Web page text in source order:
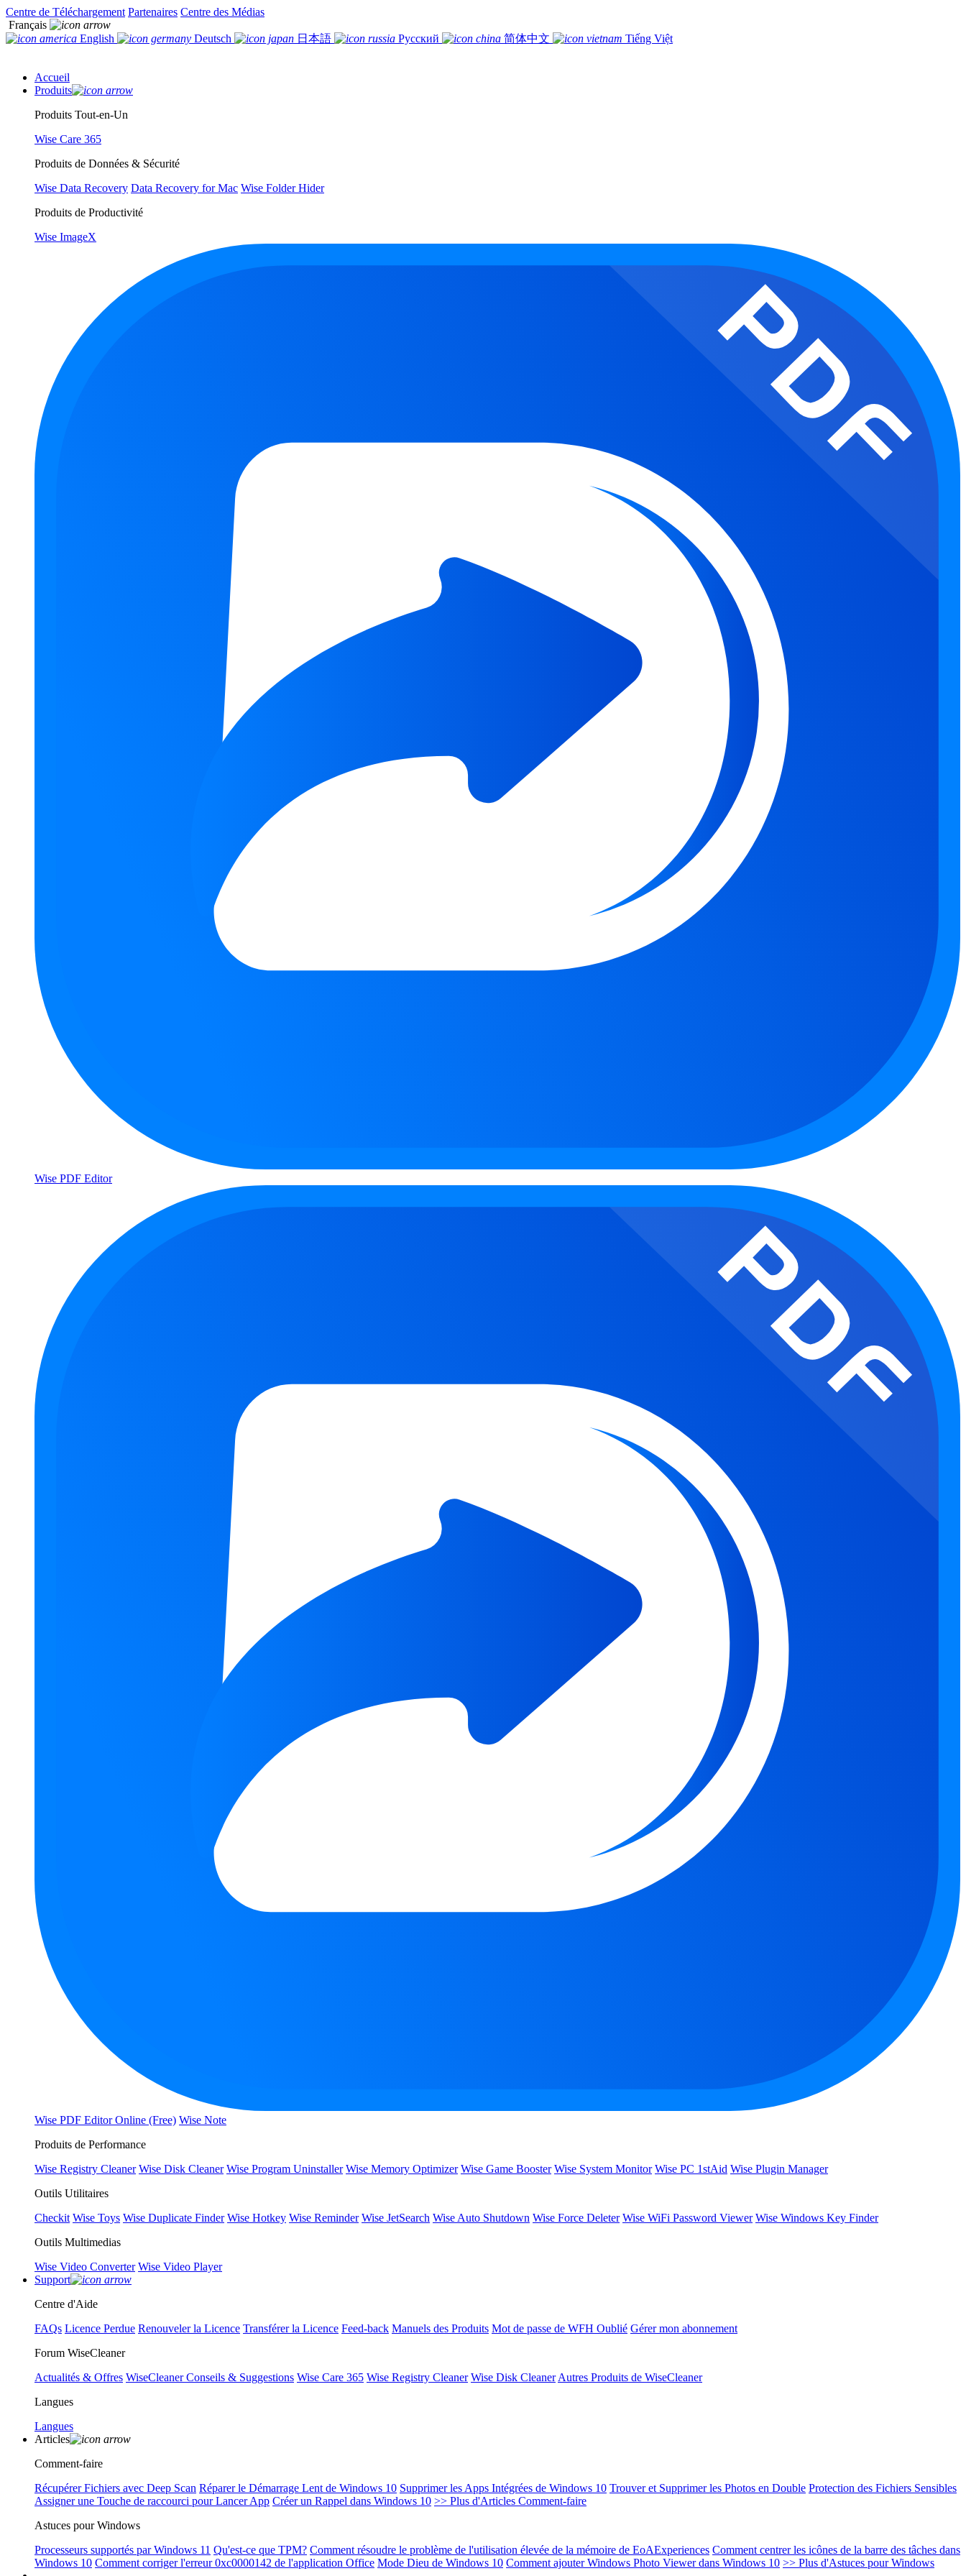
Centre de Téléchargement Partenaires Centre des Médias
Français
English
Deutsch 日本語 Русский 简体中文 Tiếng Việt
Accueil
Produits
Produits Tout-en-Un
Wise Care 365
Produits de Données & Sécurité
Wise Data Recovery Data Recovery for Mac Wise Folder Hider
Produits de Productivité
Wise ImageX
Wise PDF Editor
Wise PDF Editor Online (Free) Wise Note
Produits de Performance
Wise Registry Cleaner Wise Disk Cleaner Wise Program Uninstaller Wise Memory Optimizer Wise Game Booster Wise System Monitor Wise PC 1stAid Wise Plugin Manager
Outils Utilitaires
Checkit Wise Toys Wise Duplicate Finder Wise Hotkey Wise Reminder Wise JetSearch Wise Auto Shutdown Wise Force Deleter Wise WiFi Password Viewer Wise Windows Key Finder
Outils Multimedias
Wise Video Converter Wise Video Player
Support
Centre d'Aide
FAQs Licence Perdue Renouveler la Licence Transférer la Licence Feed-back Manuels des Produits Mot de passe de WFH Oublié Gérer mon abonnement
Forum WiseCleaner
Actualités & Offres WiseCleaner Conseils & Suggestions Wise Care 365 Wise Registry Cleaner Wise Disk Cleaner Autres Produits de WiseCleaner
Langues
Langues
Articles
Comment-faire
Récupérer Fichiers avec Deep Scan Réparer le Démarrage Lent de Windows 10 Supprimer les Apps Intégrées de Windows 10 Trouver et Supprimer les Photos en Double Protection des Fichiers Sensibles
Assigner une Touche de raccourci pour Lancer App Créer un Rappel dans Windows 10 >> Plus d'Articles Comment-faire
Astuces pour Windows
Processeurs supportés par Windows 11 Qu'est-ce que TPM? Comment résoudre le problème de l'utilisation élevée de la mémoire de EoAExperiences Comment centrer les icônes de la barre des tâches dans
Windows 10 Comment corriger l'erreur 0xc0000142 de l'application Office Mode Dieu de Windows 10 Comment ajouter Windows Photo Viewer dans Windows 10 >> Plus d'Astuces pour Windows